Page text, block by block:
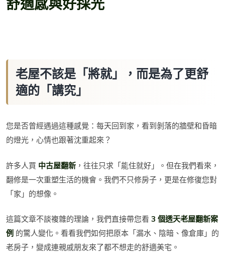
舒適感與好採光
老屋不該是「將就」，而是為了更舒
適的「講究」
您是否曾經遇過這種感覺：每天回到家，看到剝落的牆壁和昏暗
的燈光，心情也跟著沈重起來？
許多人買 中古屋翻新 ，往往只求「能住就好」。但在我們看來，
翻修是一次重塑生活的機會。我們不只修房子，更是在修復您對
「家」的想像。
這篇文章不談複雜的理論，我們直接帶您看 3 個透天老屋翻新案
例 的驚人變化。看看我們如何把原本「漏水、陰暗、像倉庫」的
老房子，變成連親戚朋友來了都不想走的舒適美宅。